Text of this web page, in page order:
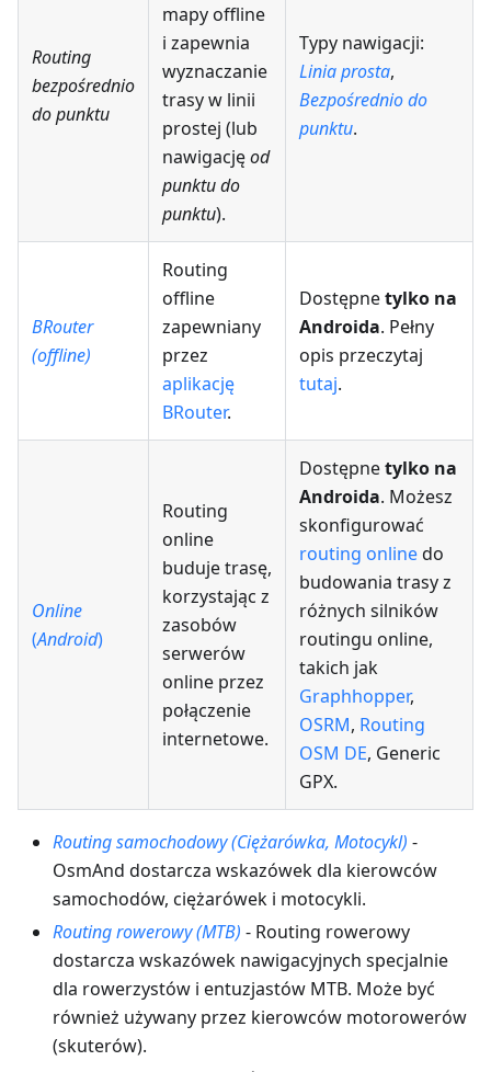
Routing
bezpośrednio
do punktu
mapy offline
i zapewnia
wyznaczanie
trasy w linii
prostej (lub
nawigacjęod
punktu do
punktu).
Typy nawigacji:
Linia prosta,
Bezpośrednio do
punktu.
BRouter
(offline)
Routing
offline
zapewniany
przez
aplikację
BRouter.
Dostępnetylko na
Androida. Pełny
opis przeczytaj
tutaj.
Online
(Android)
Routing
online
buduje trasę,
korzystając z
zasobów
serwerów
online przez
połączenie
internetowe.
Dostępnetylko na
Androida. Możesz
skonfigurować
routing onlinedo
budowania trasy z
różnych silników
routingu online,
takich jak
Graphhopper,
OSRM, Routing
OSM DE, Generic
GPX.
Routing samochodowy (Ciężarówka, Motocykl) -
OsmAnd dostarcza wskazówek dla kierowców
samochodów, ciężarówek i motocykli.
Routing rowerowy (MTB) - Routing rowerowy
dostarcza wskazówek nawigacyjnych specjalnie
dla rowerzystów i entuzjastów MTB. Może być
również używany przez kierowców motorowerów
(skuterów).